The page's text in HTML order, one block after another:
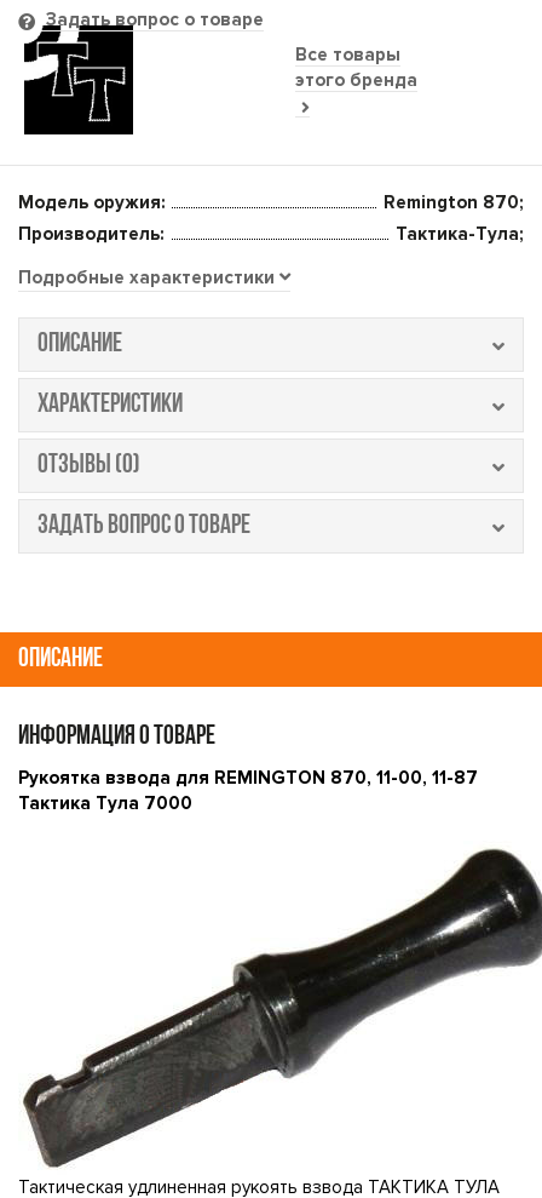
Все товары
этого бренда
Задать вопрос о товаре
Модель оружия:
Remington 870;
Производитель:
Тактика-Тула;
Подробные характеристики
ОПИСАНИЕ
ХАРАКТЕРИСТИКИ
ОТЗЫВЫ (0)
ЗАДАТЬ ВОПРОС О ТОВАРЕ
ОПИСАНИЕ
ИНФОРМАЦИЯ О ТОВАРЕ
Рукоятка взвода для REMINGTON 870, 11-00, 11-87
Тактика Тула 7000
Тактическая удлиненная рукоять взвода ТАКТИКА ТУЛА